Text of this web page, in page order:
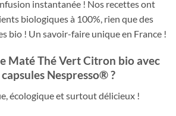
instantanée ! Nos recettes ont
biologiques à 100%, rien que des
bio ! Un savoir-faire unique en France !
Maté Thé Vert Citron bio avec
Nespresso® ?
écologique et surtout délicieux !